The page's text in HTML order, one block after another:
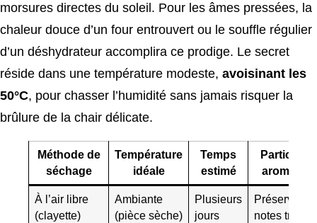
morsures directes du soleil. Pour les âmes pressées, la
chaleur douce d’un four entrouvert ou le souffle régulier
d’un déshydrateur accomplira ce prodige. Le secret
réside dans une température modeste, avoisinant les
50°C, pour chasser l’humidité sans jamais risquer la
brûlure de la chair délicate.
Méthode de
séchage
Température
idéale
Temps
estimé
À l’air libre
(clayette)
Ambiante
(pièce sèche)
Plusieurs
jours
Préserve les
notes très